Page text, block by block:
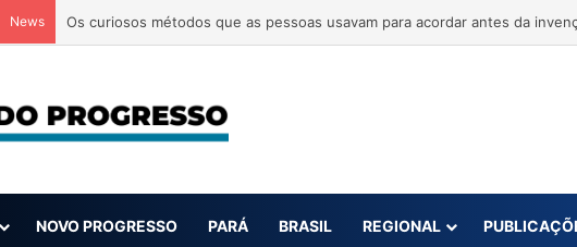
News Os curiosos métodos que as pessoas usavam para acordar antes da
NOVO PROGRESSO PARÁ BRASIL REGIONAL